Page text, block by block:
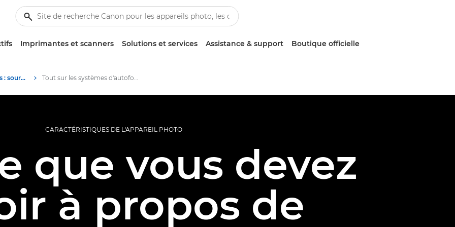
Imprimantes et scanners Solutions et services Assistance & support Boutique officielle
Banque d'informations : source d'informations sur la photographie Tout sur les systèmes d'autofocus
CARACTÉRISTIQUES DE L'APPAREIL PHOTO
que vous devez
à propos de